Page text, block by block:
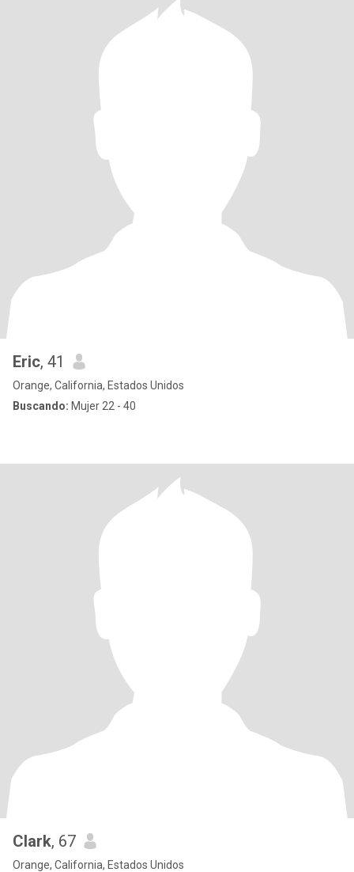
Eric, 41
Orange, California, Estados Unidos
Buscando: Mujer 22 - 40
Clark, 67
Orange, California, Estados Unidos